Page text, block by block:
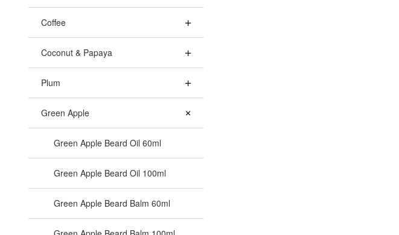
Coffee
Coconut & Papaya
Plum
Green Apple
Green Apple Beard Oil 60ml
Green Apple Beard Oil 100ml
Green Apple Beard Balm 60ml